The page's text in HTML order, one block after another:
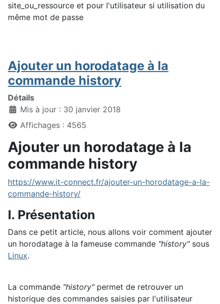
site_ou_ressource et pour l'utilisateur si utilisation du
même mot de passe
Ajouter un horodatage à la
commande history
Détails
Mis à jour : 30 janvier 2018
Affichages : 4565
Ajouter un horodatage à la
commande history
https://www.it-connect.fr/ajouter-un-horodatage-a-la-
commande-history/
I. Présentation
Dans ce petit article, nous allons voir comment ajouter
un horodatage à la fameuse commande "history"sous
Linux.
La commande "history"permet de retrouver un
historique des commandes saisies par l'utilisateur